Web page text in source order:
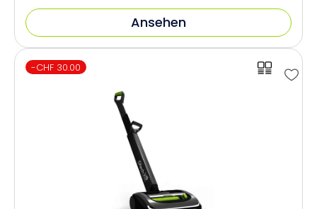
Ansehen
-CHF 30.00